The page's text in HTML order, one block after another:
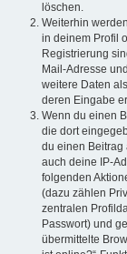
löschen.
Weiterhin
in deinem Profil
Registrierung
Mail-Adresse
weitere Daten
deren Eingabe
Wenn du einen
die dort
du einen Beitrag
auch deine IP-
folgenden
(dazu zählen
zentralen
Passwort) und
übermittelte